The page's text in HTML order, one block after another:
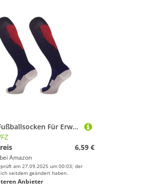
SELVFZ Fußballsocken Für Erwachsene Kinder Teenager Stretchfußball Training Atmungsaktiven Sportlichen Strümpfen Sport Laufen Professionelle Fußball Männer
6,59 €
Amazon
am 27.09.2025 um 00:03; der
seitdem geändert haben.
Anbieter